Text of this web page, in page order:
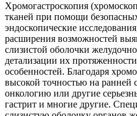
Хромогастроскопия
тканей при помощи
эндоскопические
расширения возможностей
слизистой оболочки
детализации их
особенностей. Благодаря
высокой точностью на ранней
онкологию или другие
гастрит и многие другие.